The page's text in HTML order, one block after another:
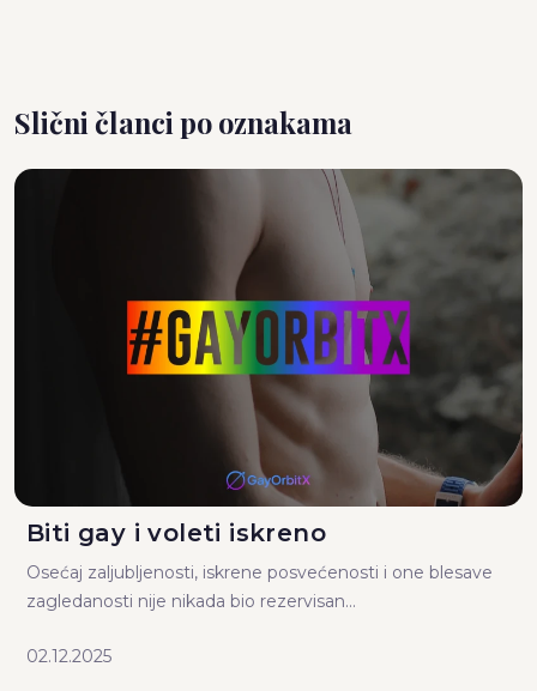
Slični članci po oznakama
Biti gay i voleti iskreno
Osećaj zaljubljenosti, iskrene posvećenosti i one blesave
zagledanosti nije nikada bio rezervisan...
02.12.2025